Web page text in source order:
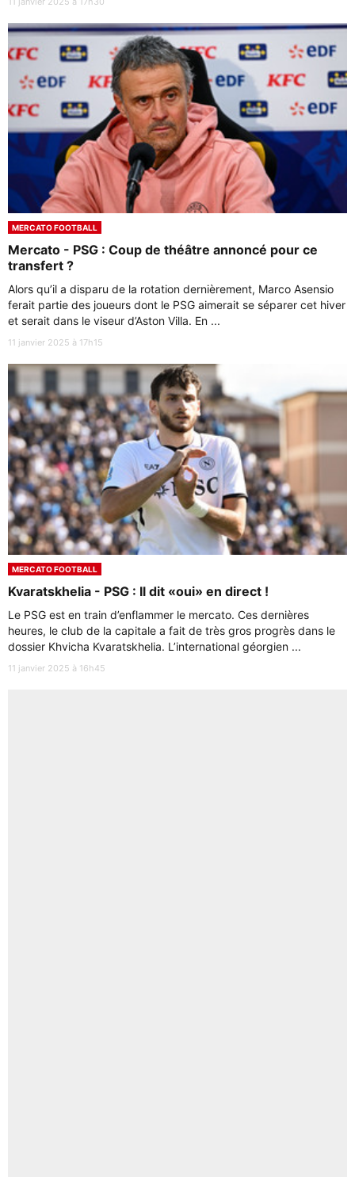
MERCATO FOOTBALL
Mercato - PSG : Coup de théâtre annoncé pour ce
transfert ?
Alors qu’il a disparu de la rotation dernièrement, Marco Asensio
ferait partie des joueurs dont le PSG aimerait se séparer cet hiver
et serait dans le viseur d’Aston Villa. En ...
11 janvier 2025 à 17h15
MERCATO FOOTBALL
Kvaratskhelia - PSG : Il dit «oui» en direct !
Le PSG est en train d’enflammer le mercato. Ces dernières
heures, le club de la capitale a fait de très gros progrès dans le
dossier Khvicha Kvaratskhelia. L’international géorgien ...
11 janvier 2025 à 16h45